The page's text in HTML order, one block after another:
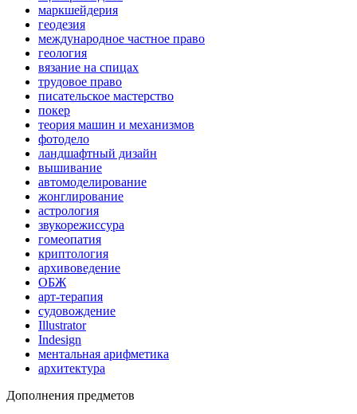
маркшейдерия
геодезия
международное частное право
геология
вязание на спицах
трудовое право
писательское мастерство
покер
теория машин и механизмов
фотодело
ландшафтный дизайн
вышивание
автомоделирование
жонглирование
астрология
звукорежиссура
гомеопатия
криптология
архивоведение
ОБЖ
арт-терапия
судовождение
Illustrator
Indesign
ментальная арифметика
архитектура
Дополнения предметов